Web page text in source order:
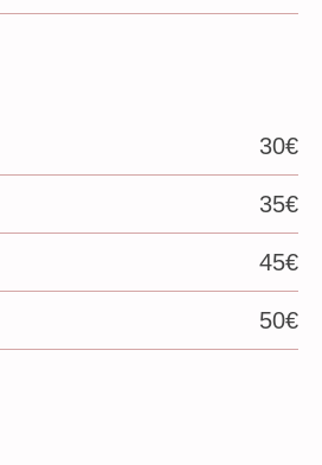
30€
35€
45€
50€